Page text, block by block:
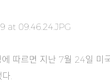
따르면 지난 7월 24일 미
.